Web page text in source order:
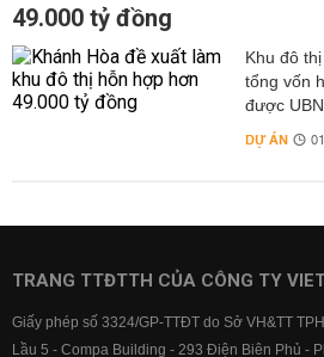
49.000 tỷ đồng
Khu đô
tổng vốn
được
DỰ ÁN
TRANG TTĐTTH CỦA CÔNG TY
Giấy phép số 3324/GP-TTĐT do Sở VH&TT
Lầu 5 - Compa Building - 293 Điện Biên Phủ -